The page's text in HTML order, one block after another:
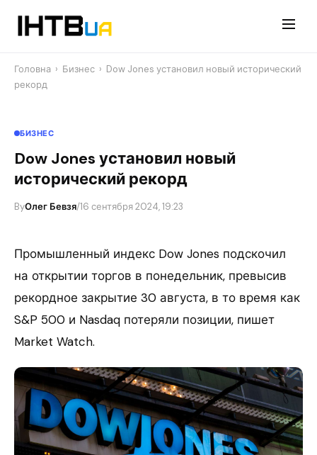
Головна › Бизнес › Dow Jones установил новый исторический
рекорд
БИЗНЕС
Dow Jones установил новый
исторический рекорд
ByОлег Бевзя/16 сентября 2024, 19:23
Промышленный индекс Dow Jones подскочил
на открытии торгов в понедельник, превысив
рекордное закрытие 30 августа, в то время как
S&P 500 и Nasdaq потеряли позиции, пишет
Market Watch.